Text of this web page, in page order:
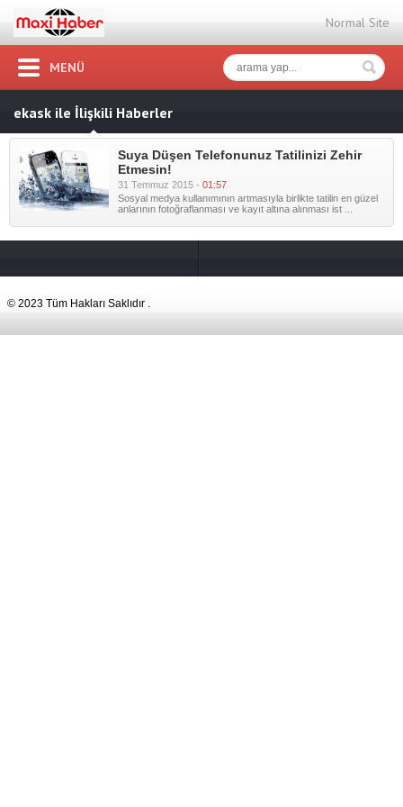
Normal Site
MENÜ
ekask ile İlişkili Haberler
Suya Düşen Telefonunuz Tatilinizi Zehir
Etmesin!
31 Temmuz 2015 - 01:57
Sosyal medya kullanımının artmasıyla birlikte tatilin en güzel
anlarının fotoğraflanması ve kayıt altına alınması ist ...
© 2023 Tüm Hakları Saklıdır .